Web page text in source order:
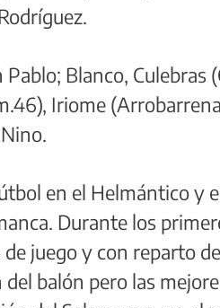
Pablo; Blanco,
Iriome
en el Helmántico y
Durante los
juego y con reparto
balón pero las